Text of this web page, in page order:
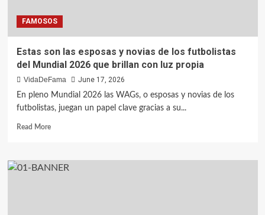
FAMOSOS
Estas son las esposas y novias de los futbolistas
del Mundial 2026 que brillan con luz propia
VidaDeFama
June 17, 2026
En pleno Mundial 2026 las WAGs, o esposas y novias de los
futbolistas, juegan un papel clave gracias a su...
Read More